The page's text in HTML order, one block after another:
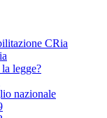
CRia
legge?
nazionale